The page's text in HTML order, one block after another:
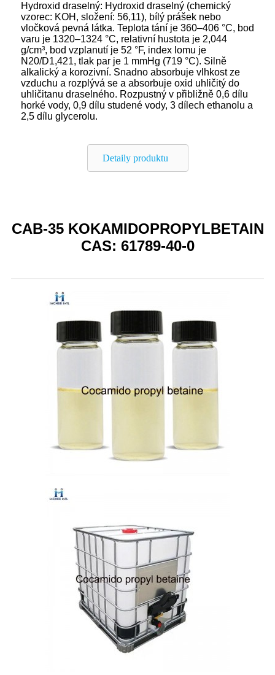
Hydroxid draselný: Hydroxid draselný (chemický
vzorec: KOH, složení: 56,11), bílý prášek nebo
vločková pevná látka. Teplota tání je 360–406 °C, bod
varu je 1320–1324 °C, relativní hustota je 2,044
g/cm³, bod vzplanutí je 52 °F, index lomu je
N20/D1,421, tlak par je 1 mmHg (719 °C). Silně
alkalický a korozivní. Snadno absorbuje vlhkost ze
vzduchu a rozplývá se a absorbuje oxid uhličitý do
uhličitanu draselného. Rozpustný v přibližně 0,6 dílu
horké vody, 0,9 dílu studené vody, 3 dílech ethanolu a
2,5 dílu glycerolu.
Detaily produktu
CAB-35 KOKAMIDOPROPYLBETAIN
CAS: 61789-40-0